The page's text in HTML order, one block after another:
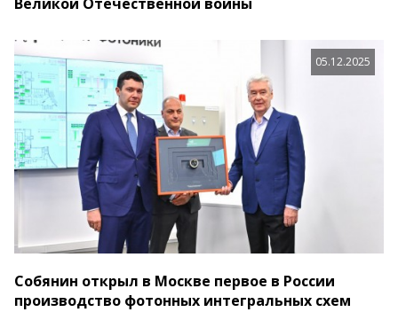
05.12.2025
Собянин открыл в Москве первое в России
производство фотонных интегральных схем